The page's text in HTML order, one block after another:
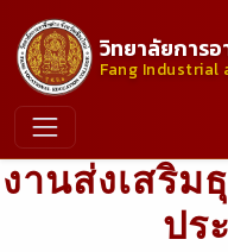
วิทยาลัยการ
Fang Industrial
งานส่งเสริม
ปร